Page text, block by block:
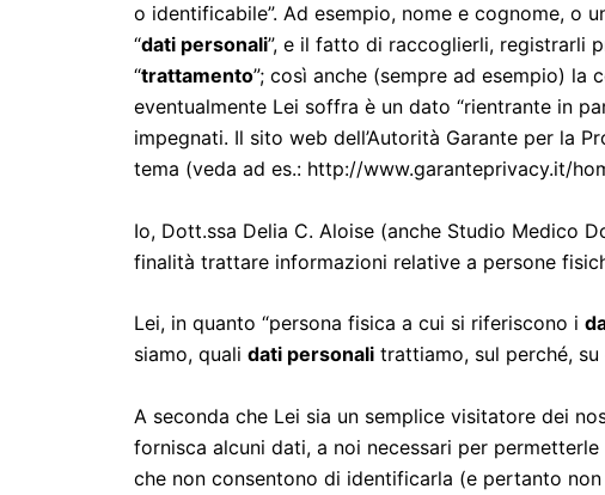
o identificabile”. Ad esempio, nome e cognome, o
“dati personali”, e il fatto di raccoglierli, registrarli
“trattamento”; così anche (sempre ad esempio) la
eventualmente Lei soffra è un dato “rientrante in
impegnati. Il sito web dell’Autorità Garante per la
tema (veda ad es.: http://www.garanteprivacy.it/
Io, Dott.ssa Delia C. Aloise (anche Studio Medico
finalità trattare informazioni relative a persone
Lei, in quanto “persona fisica a cui si riferiscono i
siamo, quali dati personali trattiamo, sul perché,
A seconda che Lei sia un semplice visitatore dei
fornisca alcuni dati, a noi necessari per permetterle
che non consentono di identificarla (e pertanto